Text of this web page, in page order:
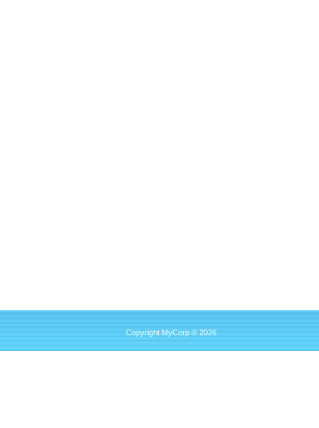
Copyright MyCorp © 2026